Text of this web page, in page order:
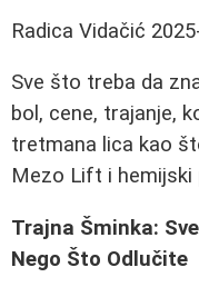
Radica Vidačić
Sve što treba da
bol, cene, trajanje,
tretmana lica kao
Mezo Lift i hemijski
Trajna Šminka:
Nego Što Odlučite